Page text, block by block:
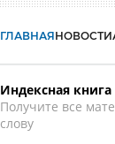
ГЛАВНАЯНОВОСТИ
Индексная книга
Получите все
слову